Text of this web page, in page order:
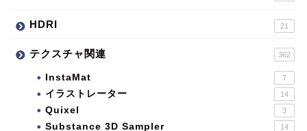
HDRI 21
テクスチャ関連 362
InstaMat 7
イラストレーター 14
Quixel 3
Substance 3D Sampler 14